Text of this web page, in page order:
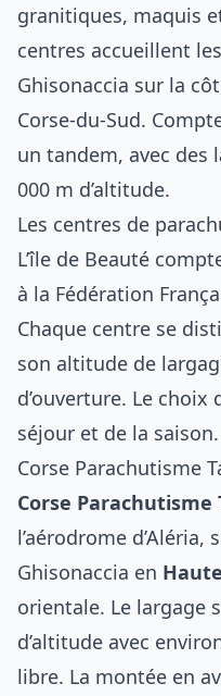
granitiques, maquis
centres accueillent
Ghisonaccia sur la
Corse-du-Sud.
un tandem, avec des
000 m d’altitude.
Les centres de
L’île de Beauté
à la Fédération
Chaque centre se
son altitude de
d’ouverture. Le
séjour et de la saison.
Corse Parachutisme
Corse Parachutisme
l’aérodrome
Ghisonaccia en
orientale. Le largage
d’altitude avec
libre. La montée en